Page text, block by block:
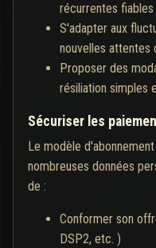
récurrentes fiables
S'adapter aux
nouvelles attentes
Proposer des
résiliation simples
Sécuriser les
Le modèle
nombreuses données
de :
Conformer son
DSP2, etc. )